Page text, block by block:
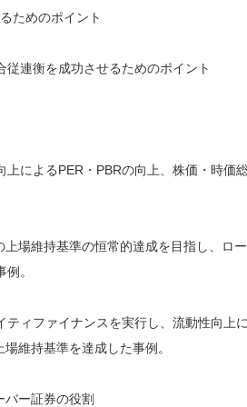
ためのポイント
連衡を成功させるためのポイント
によるPER・PBRの向上、株価・時価
場維持基準の恒常的達成を目指し、ロ
。
ィファイナンスを実行し、流動性向上
維持基準を達成した事例。
ー証券の役割